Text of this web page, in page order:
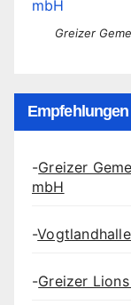
Greizer
Empfehlungen
-Greizer
mbH
-
-Greizer